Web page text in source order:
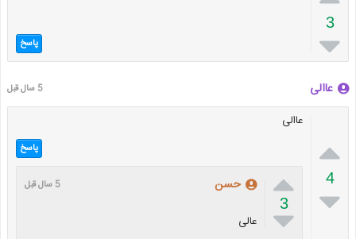
3
 پاسخ
عاالی 5 سال قبل

4

عاالی
پاسخ

3

حسن 5 سال قبل
عالی